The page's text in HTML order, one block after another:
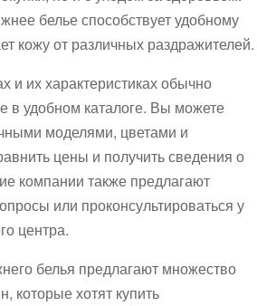
белье способствует удобному
кожу от различных раздражителей.
и их характеристиках обычно
в удобном каталоге. Вы можете
моделями, цветами и
цены и получить сведения о
компании также предлагают
или проконсультироваться у
центра.
белья предлагают множество
которые хотят купить